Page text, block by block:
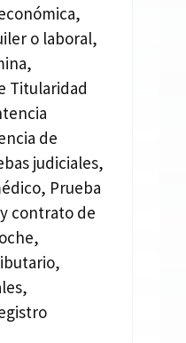
o laboral,
Titularidad
de
judiciales,
Prueba
contrato de